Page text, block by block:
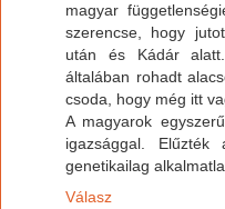
magyar
szerencse, hogy
után és Kádár
általában rohadt
csoda, hogy még itt
A magyarok
igazsággal.
genetikailag
Válasz